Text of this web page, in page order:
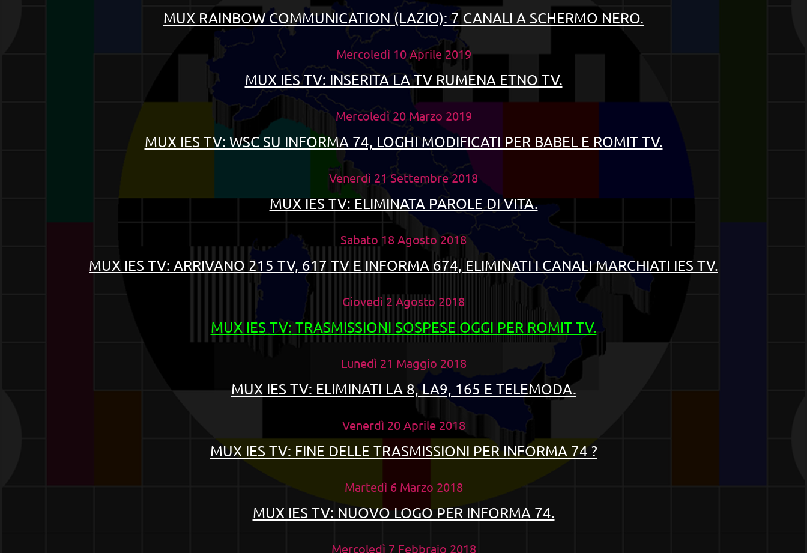
MUX RAINBOW COMMUNICATION (LAZIO): 7 CANALI A SCHERMO NERO.
Mercoledì 10 Aprile 2019
MUX IES TV: INSERITA LA TV RUMENA ETNO TV.
Mercoledì 20 Marzo 2019
MUX IES TV: WSC SU INFORMA 74, LOGHI MODIFICATI PER BABEL E ROMIT TV.
Venerdì 21 Settembre 2018
MUX IES TV: ELIMINATA PAROLE DI VITA.
Sabato 18 Agosto 2018
MUX IES TV: ARRIVANO 215 TV, 617 TV E INFORMA 674, ELIMINATI I CANALI MARCHIATI IES TV.
Giovedì 2 Agosto 2018
MUX IES TV: TRASMISSIONI SOSPESE OGGI PER ROMIT TV.
Lunedì 21 Maggio 2018
MUX IES TV: ELIMINATI LA 8, LA9, 165 E TELEMODA.
Venerdì 20 Aprile 2018
MUX IES TV: FINE DELLE TRASMISSIONI PER INFORMA 74 ?
Martedì 6 Marzo 2018
MUX IES TV: NUOVO LOGO PER INFORMA 74.
Mercoledì 7 Febbraio 2018